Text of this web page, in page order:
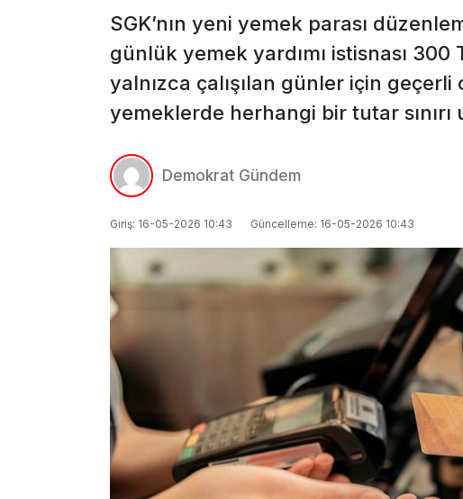
SGK’nın yeni yemek parası
günlük yemek yardımı istisnası 300
yalnızca çalışılan günler için
yemeklerde herhangi bir tutar
Demokrat Gündem
Giriş: 16-05-2026 10:43 Güncelleme: 16-05-2026 10:43